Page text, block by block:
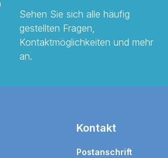
Sehen Sie sich alle häufig
gestellten Fragen,
Kontaktmöglichkeiten und mehr
an.
Kontakt
Postanschrift